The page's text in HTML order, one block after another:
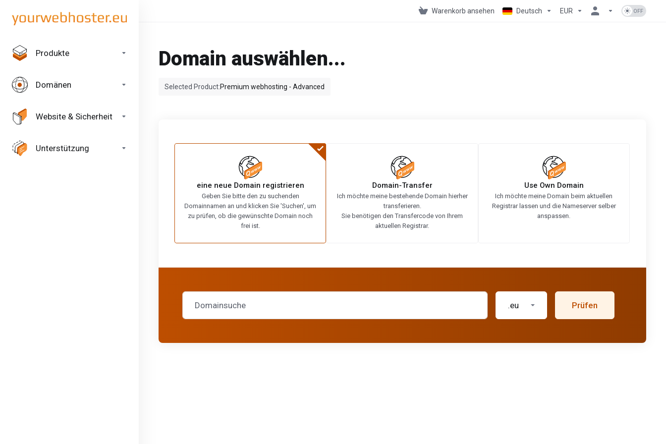
Produkte
Domänen
Website & Sicherheit
Unterstützung
Warenkorb ansehen Deutsch EUR
Domain auswählen...
Selected Product:Premium webhosting - Advanced
eine neue Domain registrieren
Geben Sie bitte den zu suchenden
Domainnamen an und klicken Sie 'Suchen', um
zu prüfen, ob die gewünschte Domain noch
frei ist.
Domain-Transfer
Ich möchte meine bestehende Domain hierher
transferieren.
Sie benötigen den Transfercode von Ihrem
aktuellen Registrar.
Use Own Domain
Ich möchte meine Domain beim aktuellen
Registrar lassen und die Nameserver selber
anspassen.
.eu Prüfen